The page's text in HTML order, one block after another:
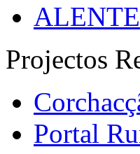
Projectos
Portal